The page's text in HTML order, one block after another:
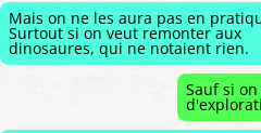
Mais on ne les aura pas en
Surtout si on veut remonter aux
dinosaures, qui ne notaient rien.
Sauf si